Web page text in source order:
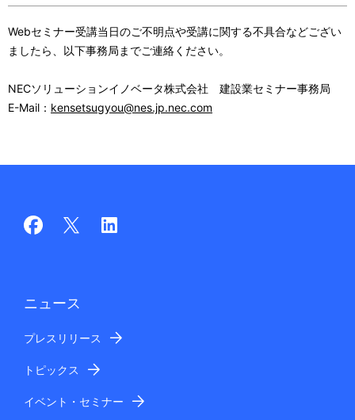
Webセミナー受講当日のご不明点や受講に関する不具合などござい
ましたら、以下事務局までご連絡ください。
NECソリューションイノベータ株式会社 建設業セミナー事務局
E-Mail： kensetsugyou@nes.jp.nec.com
ニュース
プレスリリース
トピックス
イベント・セミナー